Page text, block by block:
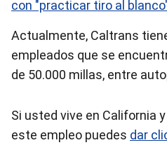
con "practicar tiro al
Actualmente, Caltrans
empleados que se
de 50.000 millas, entre
Si usted vive en California
este empleo puedes dar